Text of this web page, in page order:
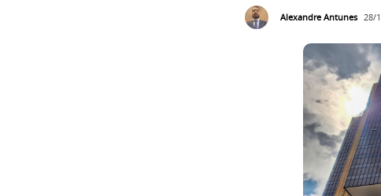
Alexandre Antunes 28/